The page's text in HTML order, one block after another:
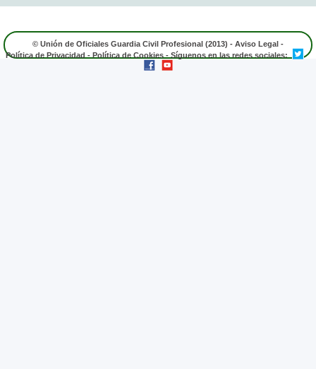
© Unión de Oficiales Guardia Civil Profesional (2013) - Aviso Legal -
Política de Privacidad - Política de Cookies - Síguenos en las redes sociales: